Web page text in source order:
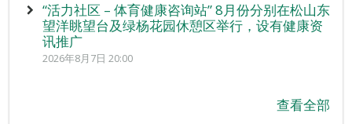
“活力社区 – 体育健康咨询站” 8月份分别在松山东
望洋眺望台及绿杨花园休憩区举行，设有健康资
讯推广
2026年8月7日 20:00
查看全部